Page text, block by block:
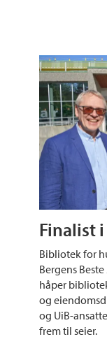
Finalist
Bibliotek for
Bergens
håper
og
og UiB-
frem til seier.